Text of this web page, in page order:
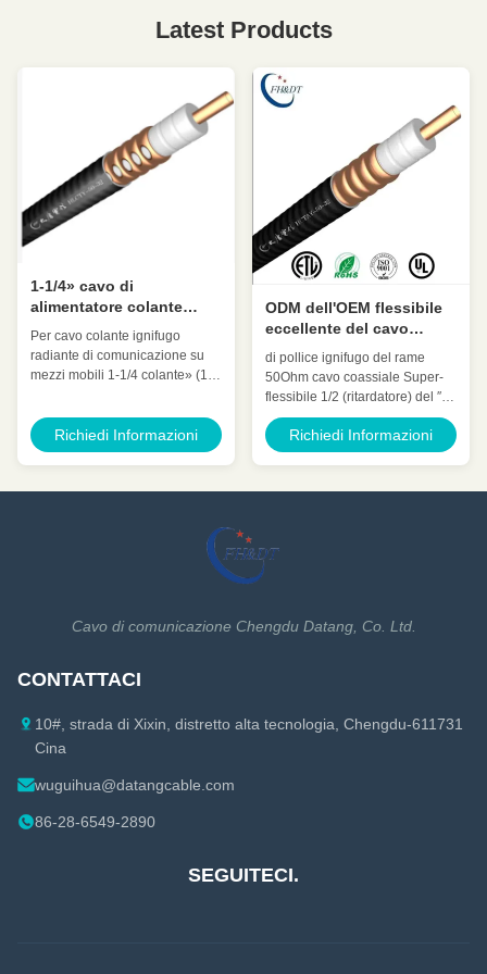
Latest Products
1-1/4» cavo di
alimentatore colante
ignifugo radiante per la
comunicazione
ferroviaria
Per cavo colante ignifugo
radiante di comunicazione su
mezzi mobili 1-1/4 colante» (1-
II/WDZ-SLYWY-50-32-III
Dettaglio rapido: Dielettrico
spumato del polietilene colante I
fili Problemi di comunicazione
Richiedi Informazioni
ODM dell'OEM flessibile
eccellente del cavo
coassiale del ritardatore
del ″ di 50Ohm SF 1/2
di pollice ignifugo del rame
50Ohm cavo coassiale Super-
flessibile 1/2 (ritardatore) del ″ di
SF 1/2 HCAHYZ-50-9 Dettaglio
rapido: Attenuazione bassa
VSWR basso, Alta espansione
Prestazione ambientale
misura Descrizione: ...
Richiedi Informazioni
Cavo di comunicazione Chengdu Datang, Co. Ltd.
CONTATTACI
10#, strada di Xixin, distretto alta tecnologia, Chengdu-611731
Cina
wuguihua@datangcable.com
86-28-6549-2890
SEGUITECI.